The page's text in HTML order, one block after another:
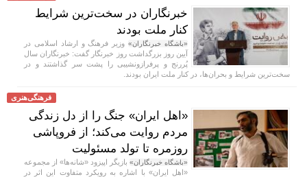
خبرنگاران در سخت‌ترین شرایط
کنار ملت بودند
«باشگاه خبرنگاران»وزیر فرهنگ و ارشاد اسلامی در
آیین روز بزرگداشت روز خبرنگار گفت: خبرنگاران سال
پُررنج و پرفرازونشیبی را پشت سر گذاشتند و در
سخت‌ترین شرایط و بحران‌ها، در کنار ملت ایران بودند.
فرهنگی‌هنری
«اهل ایران» جنگ را از دل زندگی
مردم روایت می‌کند؛ از فروپاشی
روزمره تا تولد مسئولیت
«باشگاه خبرنگاران» بازیگر اپیزود «شانه‌ها» از مجموعه
«اهل ایران» با اشاره به رویکرد متفاوت این اثر در